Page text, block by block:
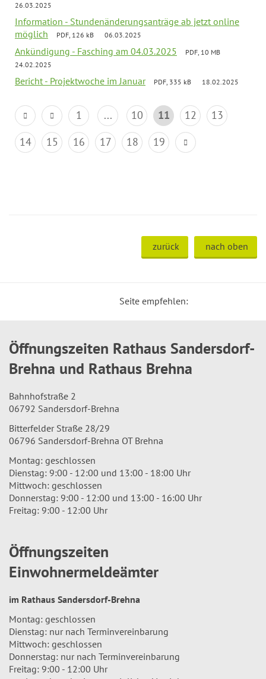
26.03.2025
Information - Stundenänderungsanträge ab jetzt online
möglich
PDF, 126 kB 06.03.2025
Ankündigung - Fasching am 04.03.2025
PDF, 10 MB
24.02.2025
Bericht - Projektwoche im Januar PDF, 335 kB 18.02.2025
1 ... 10 11 12
13
14
15 16 17 18 19
zurück nach oben
Seite empfehlen:
Öffnungszeiten Rathaus Sandersdorf-
Brehna und Rathaus Brehna
Bahnhofstraße 2
06792 Sandersdorf-Brehna
Bitterfelder Straße 28/29
06796 Sandersdorf-Brehna OT Brehna
Montag: geschlossen
Dienstag: 9:00 - 12:00 und 13:00 - 18:00 Uhr
Mittwoch: geschlossen
Donnerstag: 9:00 - 12:00 und 13:00 - 16:00 Uhr
Freitag: 9:00 - 12:00 Uhr
Öffnungszeiten
Einwohnermeldeämter
im Rathaus Sandersdorf-Brehna
Montag: geschlossen
Dienstag: nur nach Terminvereinbarung
Mittwoch: geschlossen
Donnerstag: nur nach Terminvereinbarung
Freitag: 9:00 - 12:00 Uhr